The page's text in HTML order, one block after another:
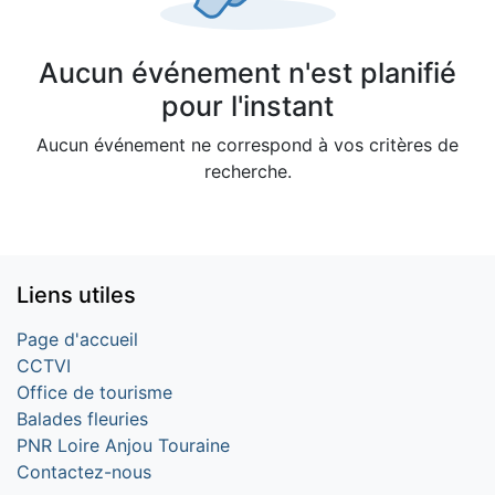
Aucun événement n'est planifié
pour l'instant
Aucun événement ne correspond à vos critères de
recherche.
Liens utiles
Page d'accueil
CCTVI
Office de tourisme
Balades fleuries
PNR Loire Anjou Touraine
Contactez-nous